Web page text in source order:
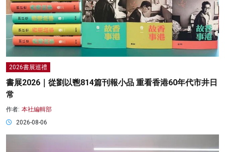
2026書展巡禮
書展2026｜從劉以鬯814篇刊報小品 重看香港60年代市井日
常
作者: 本社編輯部
2026-08-06